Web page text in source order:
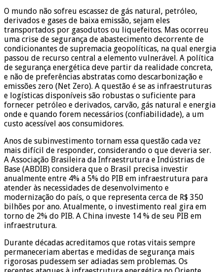
O mundo não sofreu escassez de gás natural, petróleo,
derivados e gases de baixa emissão, sejam eles
transportados por gasodutos ou liquefeitos. Mas ocorreu
uma crise de segurança de abastecimento decorrente de
condicionantes de supremacia geopolíticas, na qual energia
passou de recurso central a elemento vulnerável. A política
de segurança energética deve partir da realidade concreta,
e não de preferências abstratas como descarbonização e
emissões zero (Net Zero). A questão é se as infraestruturas
e logísticas disponíveis são robustas o suficiente para
fornecer petróleo e derivados, carvão, gás natural e energia
onde e quando forem necessários (confiabilidade), a um
custo acessível aos consumidores.
Anos de subinvestimento tornam essa questão cada vez
mais difícil de responder, considerando o que deveria ser.
A Associação Brasileira da Infraestrutura e Indústrias de
Base (ABDIB) considera que o Brasil precisa investir
anualmente entre 4% a 5% do PIB em infraestrutura para
atender às necessidades de desenvolvimento e
modernização do país, o que representa cerca de R$ 350
bilhões por ano. Atualmente, o investimento real gira em
torno de 2% do PIB. A China investe 14 % de seu PIB em
infraestrutura.
Durante décadas acreditamos que rotas vitais sempre
permaneceriam abertas e medidas de segurança mais
rigorosas pudessem ser adiadas sem problemas. Os